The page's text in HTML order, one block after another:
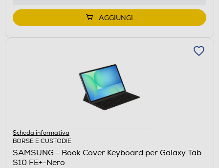
AGGIUNGI
Scheda informativa
BORSE E CUSTODIE
SAMSUNG - Book Cover Keyboard per Galaxy Tab
S10 FE+-Nero